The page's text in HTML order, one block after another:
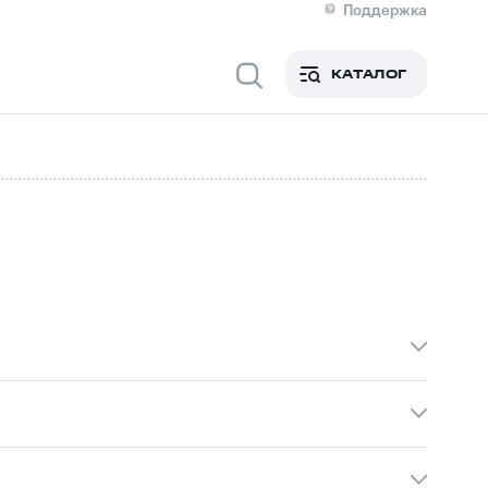
Поддержка
Медиа-центр
Новости в регионе
и аудитРынок акций
КАТАЛОГ